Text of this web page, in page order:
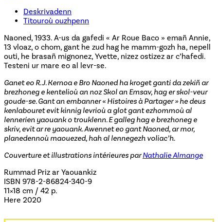
Deskrivadenn
Titouroù ouzhpenn
Naoned, 1933. A-us da gafedi « Ar Roue Baco » emañ Annie,
13 vloaz, o chom, gant he zud hag he mamm-gozh ha, nepell
outi, he brasañ mignonez, Yvette, nizez ostizez ar c’hafedi.
Testeni ur mare eo al levr-se.
Ganet eo R. J. Kernoa e Bro Naoned ha kroget ganti da zekiñ ar
brezhoneg e kentelioù an noz Skol an Emsav, hag er skol-veur
goude-se. Gant an embanner « Histoires à Partager » he deus
kenlabouret evit kinnig levrioù a glot gant ezhommoù al
lennerien yaouank o trouklenn. E galleg hag e brezhoneg e
skriv, evit ar re yaouank. Awennet eo gant Naoned, ar mor,
planedennoù maouezed, hah al lennegezh voliac’h.
Couverture et illustrations intérieures parNathalie Almange
Rummad Priz ar Yaouankiz
ISBN 978-2-86824-340-9
11×18 cm / 42 p.
Here 2020